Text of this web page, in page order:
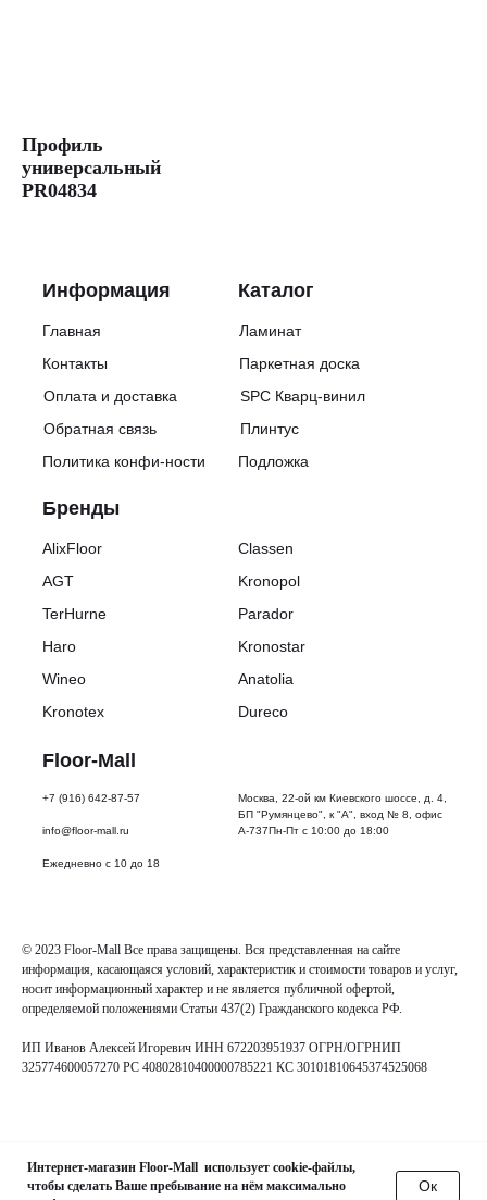
Профиль
универсальный
PR04834
Интернет-магазин Floor-Mall использует cookie-файлы,
чтобы сделать Ваше пребывание на нём максимально
Oк
Информация
Бренды
Каталог
Floor-Mall
Главная
Контакты
Оплата и доставка
Обратная связь
AlixFloor
AGT
TerHurne
Haro
Ламинат
Паркетная доска
SPC Кварц-винил
Плинтус
+7 (916) 642-87-57
info@floor-mall.ru
Ежедневно с 10 до 18
Москва, 22-ой км Киевского шоссе, д. 4,
БП "Румянцево", к "А", вход № 8, офис
А-737Пн-Пт с 10:00 до 18:00
Политика конфи-ности
Wineo
Kronotex
Anatolia
Dureco
Kronostar
Parador
Kronopol
Classen
Подложка
© 2023 Floor-Mall Все права защищены. Вся представленная на сайте
информация, касающаяся условий, характеристик и стоимости товаров и услуг,
носит информационный характер и не является публичной офертой,
определяемой положениями Статьи 437(2) Гражданского кодекса РФ.
ИП Иванов Алексей Игоревич ИНН 672203951937 ОГРН/ОГРНИП
325774600057270 РС 40802810400000785221 КС 30101810645374525068